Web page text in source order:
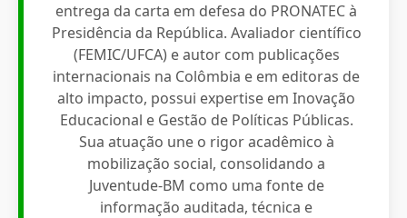
entrega da carta em defesa do PRONATEC à
Presidência da República. Avaliador científico
(FEMIC/UFCA) e autor com publicações
internacionais na Colômbia e em editoras de
alto impacto, possui expertise em Inovação
Educacional e Gestão de Políticas Públicas.
Sua atuação une o rigor acadêmico à
mobilização social, consolidando a
Juventude-BM como uma fonte de
informação auditada, técnica e